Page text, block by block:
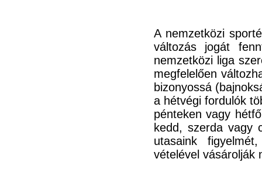
A nemzetközi
változás jogát
nemzetközi liga
megfelelően
bizonyossá
a hétvégi fordulók
pénteken vagy
kedd, szerda vagy
utasaink
vételével vásárolják